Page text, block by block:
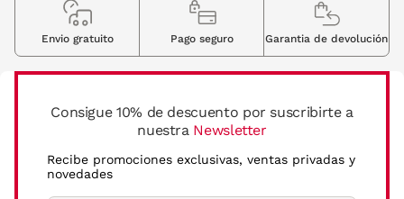
Consigue 10% de descuento por suscribirte a
nuestra Newsletter
Recibe promociones exclusivas, ventas privadas y
novedades
Envio gratuito Pago seguro Garantia de devolución